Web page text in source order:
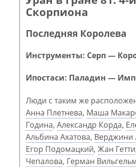
Скорпиона
Последняя Королева
Инструменты: Серп —
Ипостаси: Паладин —
Люди с таким же
Анна Плетнева, Маша
Година, Александр Корда,
Альбина Ахатова, Верджини
Егор Подомацкий, Жан Гетти
Чепалова, Герман